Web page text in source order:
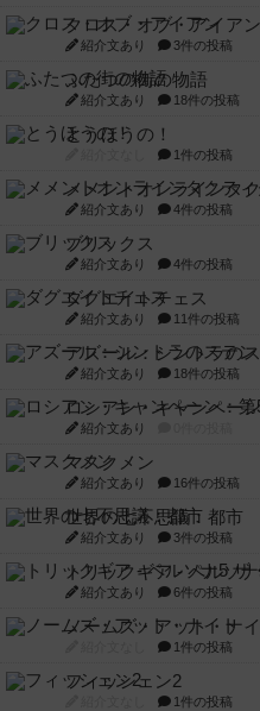
クロス・オブ・アイアン
紹介文あり 3件の投稿
ふたつの街の物語
紹介文あり 18件の投稿
とうほうの！
1件の投稿
メメントオンラインタ
紹介文あり 4件の投稿
ブリックス
紹介文あり 4件の投稿
ダグエイトチェス
紹介文あり 11件の投稿
アズール：シントラの
紹介文あり 18件の投稿
ロシアン・キャンペー
紹介文あり
マスクメン
紹介文あり 16件の投稿
世界の七不思議：都市
紹介文あり 3件の投稿
トリックギア - ペルソ
紹介文あり 6件の投稿
ノームズ・アット・ナイ
1件の投稿
フィッシェン2
1件の投稿